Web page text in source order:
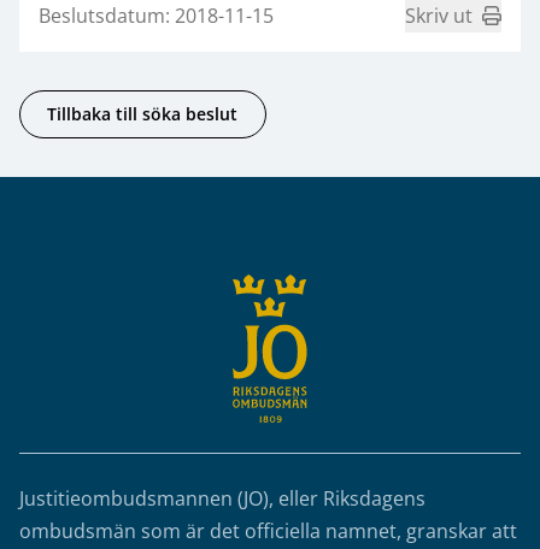
Beslutsdatum: 2018-11-15 Skriv ut
Tillbaka till söka beslut
Justitieombudsmannen (JO), eller Riksdagens
ombudsmän som är det officiella namnet, granskar att